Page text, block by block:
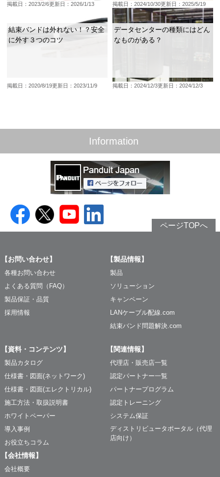
掲載日：2023/2/6更新日：2026/1/13 掲載日：2024/10/30更新日：2025/5/19
結束バンドは外れない！？安全
に外す３つのコツ
掲載日：2020/8/19更新日：2023/11/9
データセンターの種類にはどん
なものがある？
掲載日：2024/12/3更新日：2024/12/3
Information
ページTOPへ
【お問い合わせ】
各種お問い合わせ
よくある質問（FAQ）
製品保証・品質
採用情報
【製品情報】
製品
ソリューション
キャンペーン
LANケーブル配線.com
結束バンド問題解決.com
【資料・コンテンツ】
製品カタログ
仕様書・図面(ネットワーク)
仕様書・図面(エレクトリカル)
施工方法・取扱説明書
ホワイトペーパー
導入事例
お役立ちコラム
【関連情報】
代理店・販売店一覧
認定パートナー一覧
パートナープログラム
認定トレーニング
システム保証
ディストリビュータポータル（代理
店向け）
【会社情報】
会社概要